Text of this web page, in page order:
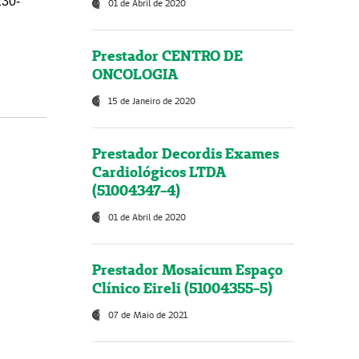
01 de Abril de 2020
Prestador CENTRO DE
ONCOLOGIA
15 de Janeiro de 2020
Prestador Decordis Exames
Cardiológicos LTDA
(51004347-4)
01 de Abril de 2020
Prestador Mosaicum Espaço
Clínico Eireli (51004355-5)
07 de Maio de 2021